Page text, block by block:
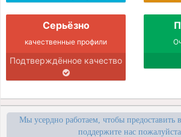
Серьёзно
качественные профили
Подтверждённое качество
Мы усердно работаем, чтобы предоставить
поддержите нас пожалуйста